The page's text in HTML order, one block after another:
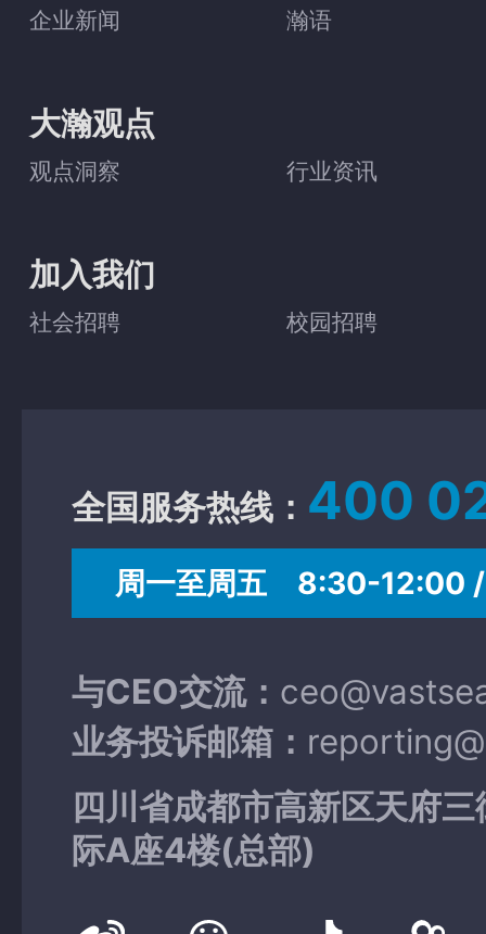
企业新闻 瀚语
大瀚观点
观点洞察 行业资讯
加入我们
社会招聘 校园招聘
全国服务热线： 400
周一至周五 8:30-12:00
与CEO交流：
业务投诉邮箱：
四川省成都市高新区天府
际A座4楼(总部)